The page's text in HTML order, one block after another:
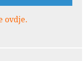
ovdje.